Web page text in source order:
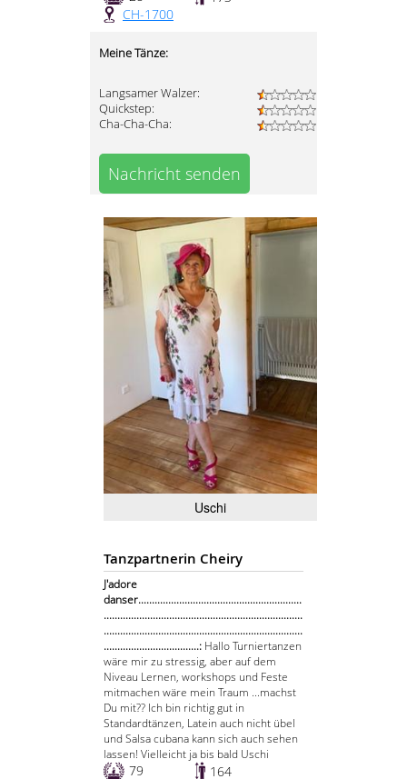
CH-1700
Meine Tänze:
Langsamer Walzer:
Quickstep:
Cha-Cha-Cha:
Nachricht senden
Uschi
Tanzpartnerin Cheiry
J'adore
danser............................................................
.........................................................................
.........................................................................
...................................: Hallo Turniertanzen
wäre mir zu stressig, aber auf dem
Niveau Lernen, workshops und Feste
mitmachen wäre mein Traum ...machst
Du mit?? Ich bin richtig gut in
Standardtänzen, Latein auch nicht übel
und Salsa cubana kann sich auch sehen
lassen! Vielleicht ja bis bald Uschi
79 164